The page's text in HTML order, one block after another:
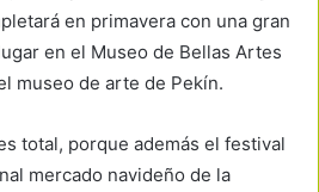
en primavera con una gran
en el Museo de Bellas Artes
museo de arte de Pekín.
total, porque además el festival
mercado navideño de la